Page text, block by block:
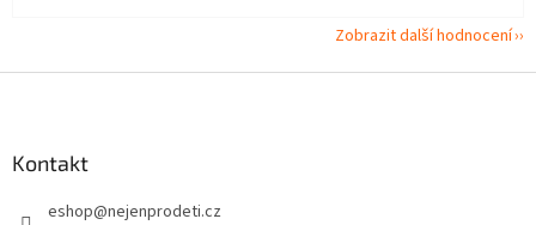
Zobrazit další hodnocení
Kontakt
eshop@nejenprodeti.cz